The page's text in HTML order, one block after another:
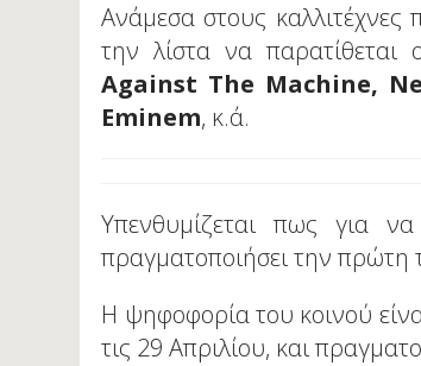
Ανάμεσα στους καλλιτέχνες
την λίστα να παρατίθεται
Against The Machine,
Eminem, κ.ά.
Υπενθυμίζεται πως για
πραγματοποιήσει την πρώτη
Η ψηφοφορία του κοινού
τις 29 Απριλίου, και